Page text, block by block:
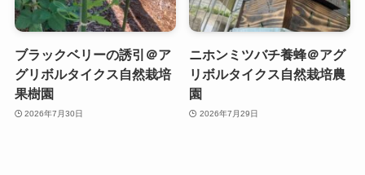
ブラックベリーの誘引＠ア
グリボルタイクス自然栽培
果樹園
2026年7月30日
ニホンミツバチ養蜂＠アグ
リボルタイクス自然栽培農
園
2026年7月29日